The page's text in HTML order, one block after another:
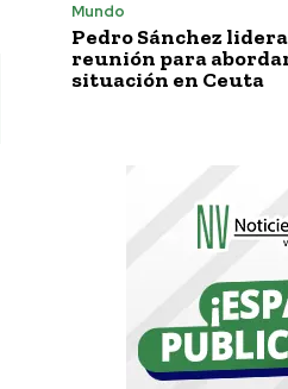
Mundo
Pedro Sánchez
reunión para
situación en Ceuta